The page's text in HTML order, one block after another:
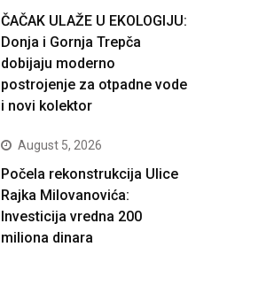
ČAČAK ULAŽE U EKOLOGIJU:
Donja i Gornja Trepča
dobijaju moderno
postrojenje za otpadne vode
i novi kolektor
August 5, 2026
Počela rekonstrukcija Ulice
Rajka Milovanovića:
Investicija vredna 200
miliona dinara